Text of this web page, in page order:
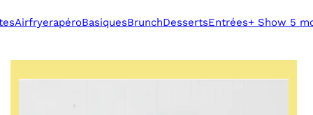
AirfryerapéroBasiquesBrunchDessertsEntrées+ Show 5